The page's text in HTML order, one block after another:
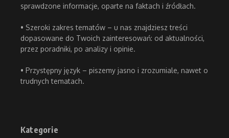
sprawdzone informacje, oparte na faktach i źródłach.
• Szeroki zakres tematów – u nas znajdziesz treści
dopasowane do Twoich zainteresowań: od aktualności,
przez poradniki, po analizy i opinie.
• Przystępny język – piszemy jasno i zrozumiale, nawet o
trudnych tematach.
Kategorie